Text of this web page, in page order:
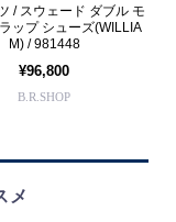
/ スウェード ダブル モ
ップ シューズ(WILLIA
M) / 981448
¥96,800
B.R.SHOP
メ